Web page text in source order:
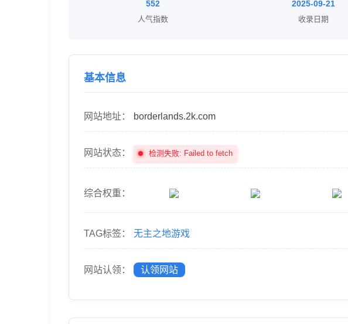
552
人气指数
2025-09-21
收录日期
基本信息
网站地址： borderlands.2k.com
网站状态： 检测失败: Failed to fetch
综合权重：
TAG标签： 无主之地游戏
网站认领： 认领网站